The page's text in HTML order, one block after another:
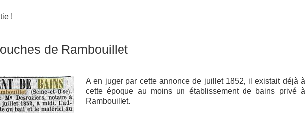
!
de Rambouillet
A en juger par cette annonce de juillet 1852, il existait déjà à
cette époque au moins un établissement de bains privé à
Rambouillet.